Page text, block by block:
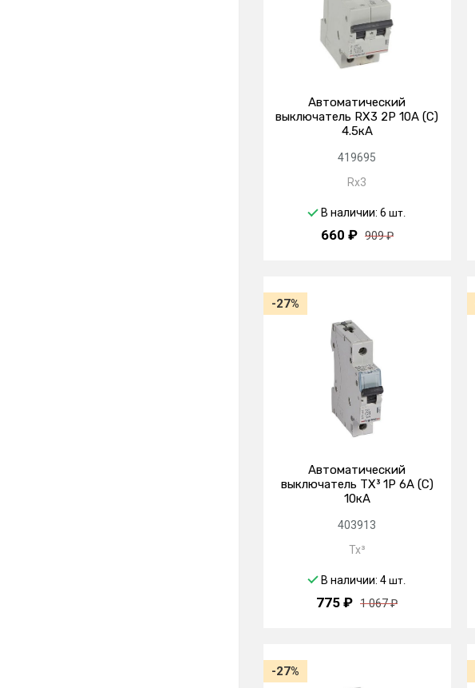
Автоматический
выключатель RX3 2P 10А (C)
4.5кА
419695
Rx3
В наличии: 6шт.
660 ₽ 909 ₽
-27%
Автоматический
выключатель TX³ 1P 6А (C)
10кА
403913
Tx³
В наличии: 4шт.
775 ₽ 1 067 ₽
-27%